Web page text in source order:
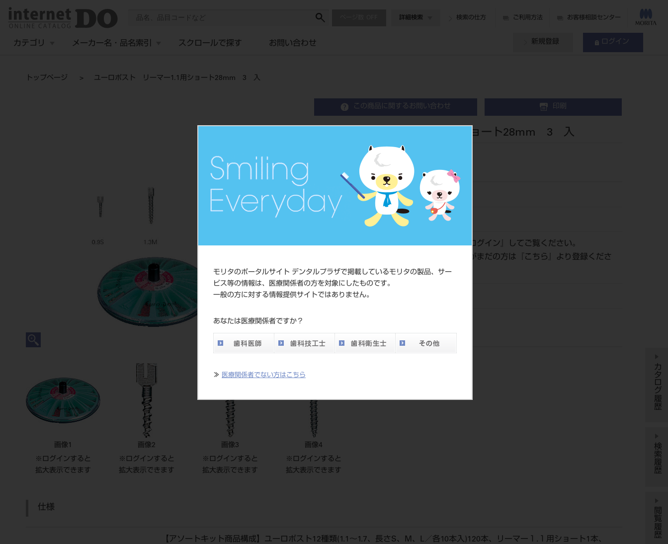
モリタのポータルサイト デンタルプラザで掲載しているモリタの製品、サー
ビス等の情報は、医療関係者の方を対象にしたものです。
一般の方に対する情報提供サイトではありません。
あなたは医療関係者ですか？
≫ 医療関係者でない方はこちら
詳細検索 検索の仕方 ご利用方法 お客様相談センター
カテゴリ メーカー名・品名索引 スクロールで探す お問い合わせ 新規登録 ログイン
トップページ ユーロポスト リーマー1.1用ショート28mm 3 入
この商品に関するお問い合わせ 印刷
ユーロポスト リーマー1.1用ショート28mm 3 入
Screw Post for Core Build-Up
歯科根管ポスト成形品キット
品目コード 2060100201.1
JAN/EANコード 4560222460199
価格の確認は『ログイン 』してご覧ください。
ネット会員登録がまだの方は『
こちら
』より登録くださ
い。
メーカー
ジ
画像1
※ログインすると
拡大表示できます
画像2
※ログインすると
拡大表示できます
画像3
※ログインすると
拡大表示できます
画像4
※ログインすると
拡大表示できます
仕様
【アソートキット商品構成】ユーロポスト12種類(1.1～1.7、長さS、M、L／各10本入)120本、リーマー１.１用ショート1本、
カタログ履歴
検索履歴
閲覧履歴